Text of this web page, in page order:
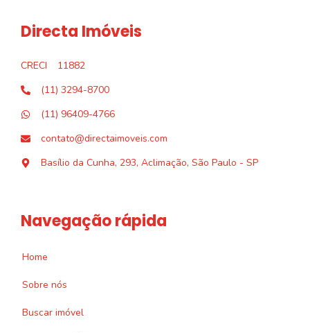
Directa Imóveis
CRECI
11882
(11) 3294-8700
(11) 96409-4766
contato@directaimoveis.com
Basílio da Cunha, 293, Aclimação, São Paulo - SP
Navegação rápida
Home
Sobre nós
Buscar imóvel